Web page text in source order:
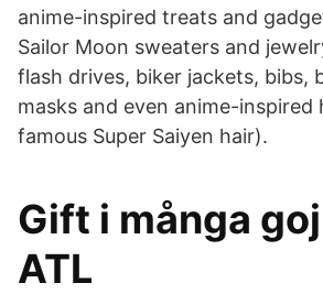
anime-inspired treats and
Sailor Moon sweaters and
flash drives, biker jackets, bibs,
masks and even anime-
famous Super Saiyen hair).
Gift i många
ATL